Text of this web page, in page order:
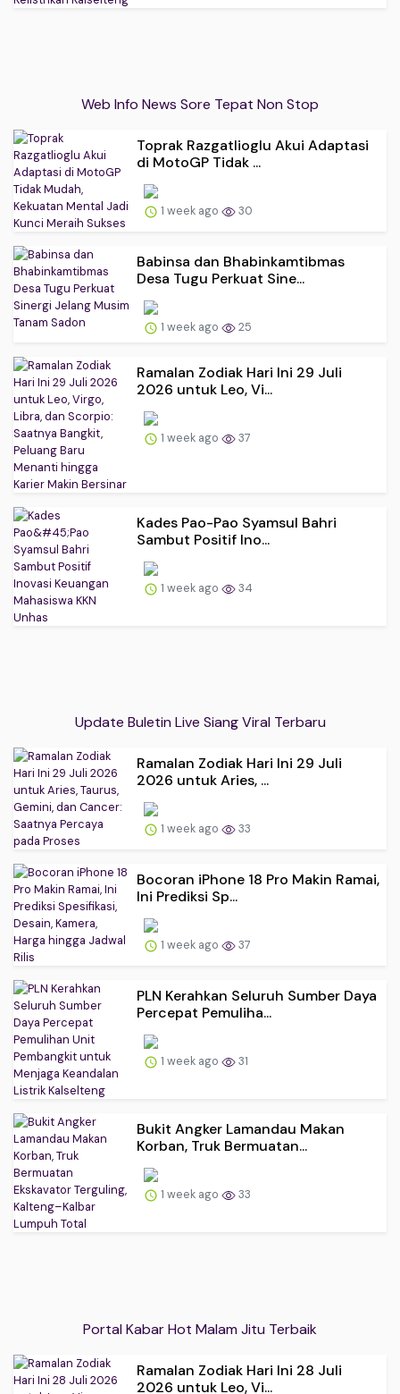
Web Info News Sore Tepat Non Stop
Toprak Razgatlioglu Akui Adaptasi
di MotoGP Tidak ...
1 week ago 30
Babinsa dan Bhabinkamtibmas
Desa Tugu Perkuat Sine...
1 week ago 25
Ramalan Zodiak Hari Ini 29 Juli
2026 untuk Leo, Vi...
1 week ago 37
Kades Pao-Pao Syamsul Bahri
Sambut Positif Ino...
1 week ago 34
Update Buletin Live Siang Viral Terbaru
Ramalan Zodiak Hari Ini 29 Juli
2026 untuk Aries, ...
1 week ago 33
Bocoran iPhone 18 Pro Makin Ramai,
Ini Prediksi Sp...
1 week ago 37
PLN Kerahkan Seluruh Sumber Daya
Percepat Pemuliha...
1 week ago 31
Bukit Angker Lamandau Makan
Korban, Truk Bermuatan...
1 week ago 33
Portal Kabar Hot Malam Jitu Terbaik
Ramalan Zodiak Hari Ini 28 Juli
2026 untuk Leo, Vi...